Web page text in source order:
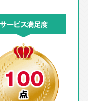
サービス満足度
100
点